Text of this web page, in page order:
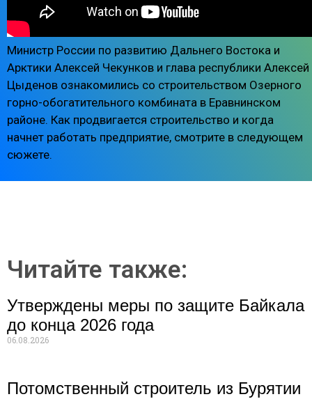
Министр России по развитию Дальнего Востока и
Арктики Алексей Чекунков и глава республики Алексей
Цыденов ознакомились со строительством Озерного
горно-обогатительного комбината в Еравнинском
районе. Как продвигается строительство и когда
начнет работать предприятие, смотрите в следующем
сюжете.
Читайте также:
Утверждены меры по защите Байкала
до конца 2026 года
06.08.2026
Потомственный строитель из Бурятии